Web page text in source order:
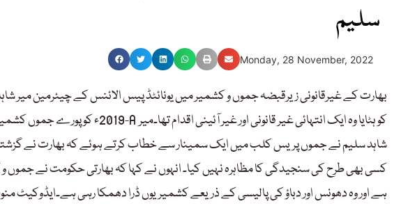
سلیم
Monday, 28 November, 2022
کسی بھی طرح کی سنجیدگی کا مظاہرہ نہیں کیا۔ انہوں نے کہا کہ بھارتی حکومت نے جموں
ہے اور وہ دھونس اور دباؤ کی پالیسی کے ذریعے کشمیریوں ڈرا دھمکا رہی ہے۔ایڈوکیٹ